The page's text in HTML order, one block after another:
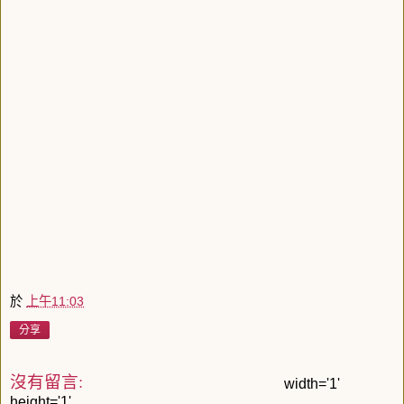
width='1'
於 上午11:03
分享
沒有留言: